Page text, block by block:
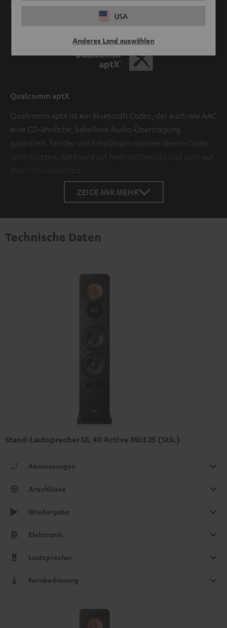
USA
Anderes Land auswählen
Games wird natürlich lippensynchron übertragen.
Qualcomm aptX
Qualcomm aptX ist ein Bluetooth Codec, der auch wie AAC
eine CD-ähnliche, kabellose Audio-Übertragung
garantiert. Sender und Empfänger müssen diesen Codec
unterstützen. AptX wird auf Android Devices und auch auf
ZEIGE MIR MEHR
Technische Daten
Stand-Lautsprecher UL 40 Active Mk3 25 (Stk.)
Abmessungen
Anschlüsse
Wiedergabe
Elektronik
Lautsprecher
Fernbedienung